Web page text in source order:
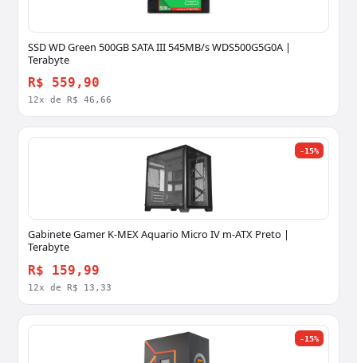
SSD WD Green 500GB SATA III 545MB/s WDS500G5G0A |
Terabyte
R$ 559,90
12x de R$ 46,66
-15%
Gabinete Gamer K-MEX Aquario Micro IV m-ATX Preto |
Terabyte
R$ 159,99
12x de R$ 13,33
-15%